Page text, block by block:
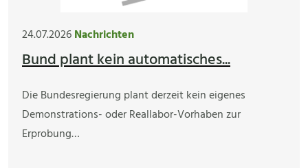
24.07.2026Nachrichten
Bund plant kein automatisches...
Die Bundesregierung plant derzeit kein eigenes
Demonstrations- oder Reallabor-Vorhaben zur
Erprobung…